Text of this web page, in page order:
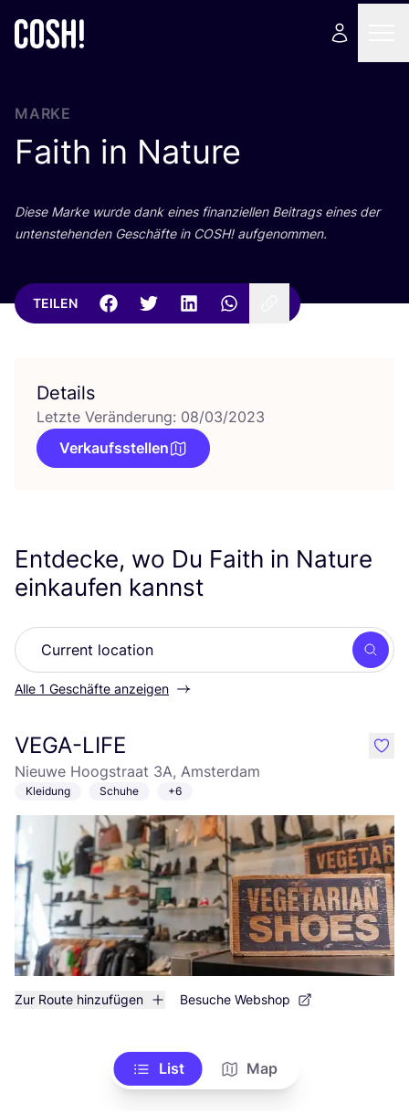
MARKE
Faith in Nature
Die­se Mar­ke wur­de dank eines finan­zi­el­len Bei­trags eines der
unten­ste­hen­den Geschäf­te in COSH! aufgenommen.
TEILEN
Details
Letzte Veränderung: 08/03/2023
Verkaufsstellen
Entdecke, wo Du Faith in Nature
einkaufen kannst
Alle 1 Geschäfte anzeigen
VEGA-LIFE
Nieuwe Hoogstraat 3A, Amsterdam
Kleidung Schuhe +6
Zur Route hinzufügen Besuche Webshop
like
List Map